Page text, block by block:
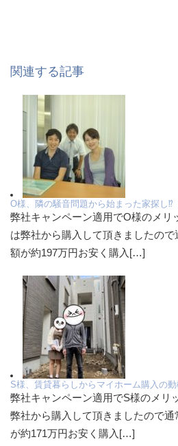
関連する記事
O様、隣の騒音問題から始まった家探し⁉
弊社キャンペーン適用でO様のメ
は弊社から購入して頂きましたの
額が約197万円お安く購入[…]
S様、賃貸暮らしからマイホーム購入の
弊社キャンペーン適用でS様のメ
弊社から購入して頂きましたので
が約171万円お安く購入[…]